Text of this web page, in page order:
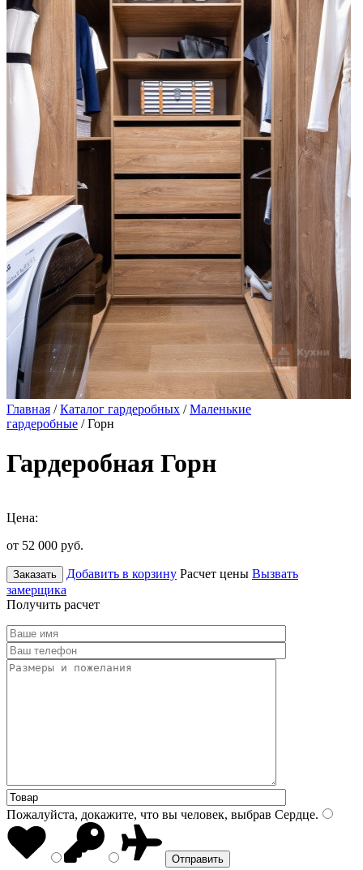
Главная /Каталог гардеробных /Маленькие
гардеробные / Горн
Гардеробная Горн
Цена:
от 52 000 руб.
Заказать Добавить в корзину Расчет цены Вызвать
замерщика
Получить расчет
Пожалуйста, докажите, что вы человек, выбрав Сердце.